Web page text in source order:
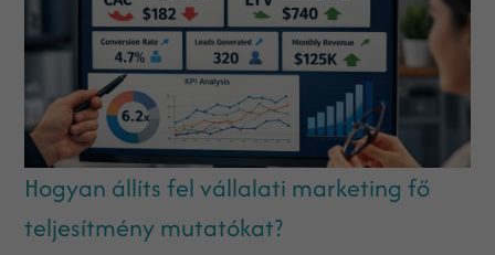
Hogyan állíts fel vállalati marketing fő
teljesítmény mutatókat?